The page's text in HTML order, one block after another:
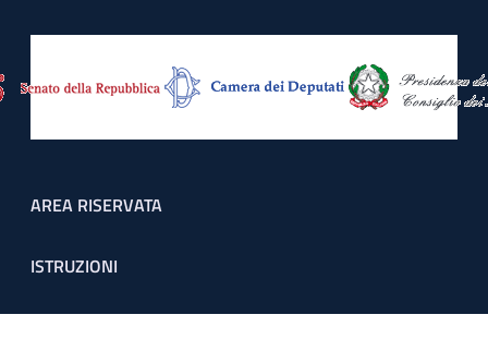
Footer menu
AREA RISERVATA
ISTRUZIONI